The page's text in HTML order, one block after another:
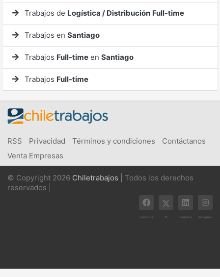
Trabajos de Logística / Distribución Full-time
Trabajos en Santiago
Trabajos Full-time en Santiago
Trabajos Full-time
RSS Privacidad Términos y condiciones
Contáctanos
Venta Empresas
© Copyright 2026 Chiletrabajos | Todos los derechos
reservados |
Facebook X Linkedin Instagram